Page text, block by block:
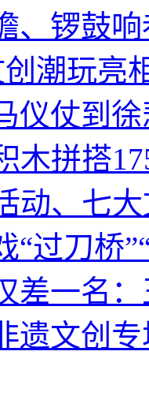
、锣鼓
潮玩亮
仪仗到
木拼搭
动、七
“过刀桥
差一名
遗文创